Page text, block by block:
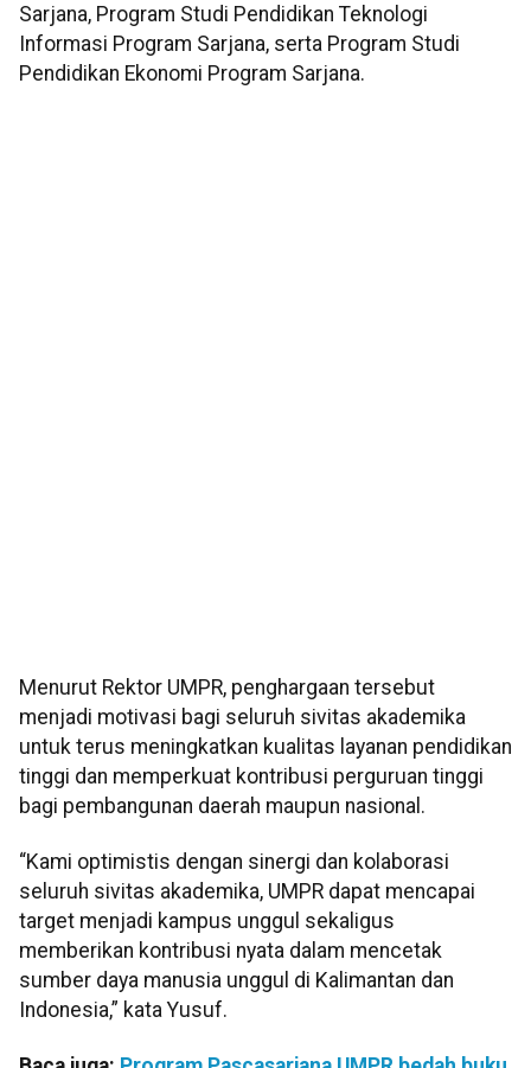
Sarjana, Program Studi Pendidikan Teknologi
Informasi Program Sarjana, serta Program Studi
Pendidikan Ekonomi Program Sarjana.
Menurut Rektor UMPR, penghargaan tersebut
menjadi motivasi bagi seluruh sivitas akademika
untuk terus meningkatkan kualitas layanan pendidikan
tinggi dan memperkuat kontribusi perguruan tinggi
bagi pembangunan daerah maupun nasional.
“Kami optimistis dengan sinergi dan kolaborasi
seluruh sivitas akademika, UMPR dapat mencapai
target menjadi kampus unggul sekaligus
memberikan kontribusi nyata dalam mencetak
sumber daya manusia unggul di Kalimantan dan
Indonesia,” kata Yusuf.